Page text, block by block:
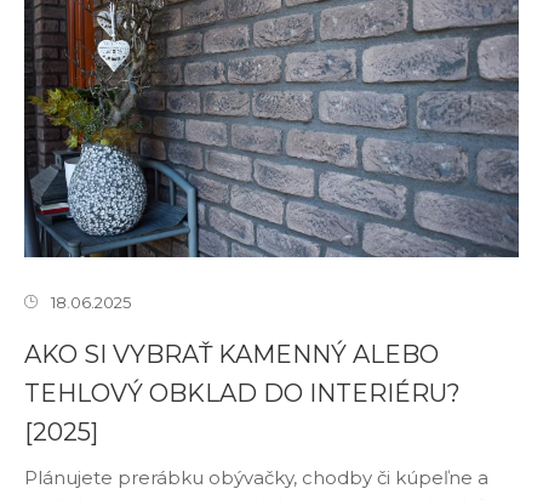
18.06.2025
AKO SI VYBRAŤ KAMENNÝ ALEBO
TEHLOVÝ OBKLAD DO INTERIÉRU?
[2025]
Plánujete prerábku obývačky, chodby či kúpeľne a